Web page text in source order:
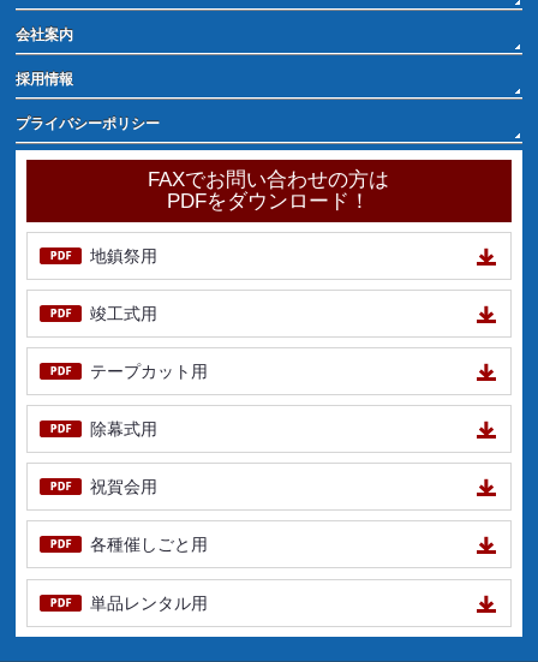
会社案内
採用情報
プライバシーポリシー
FAXでお問い合わせの方は
PDFをダウンロード！
地鎮祭用
竣工式用
テープカット用
除幕式用
祝賀会用
各種催しごと用
単品レンタル用